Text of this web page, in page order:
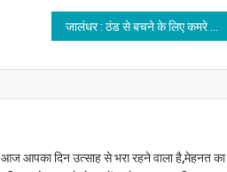
आज आपका दिन उत्साह से भरा रहने वाला है,मेहनत का